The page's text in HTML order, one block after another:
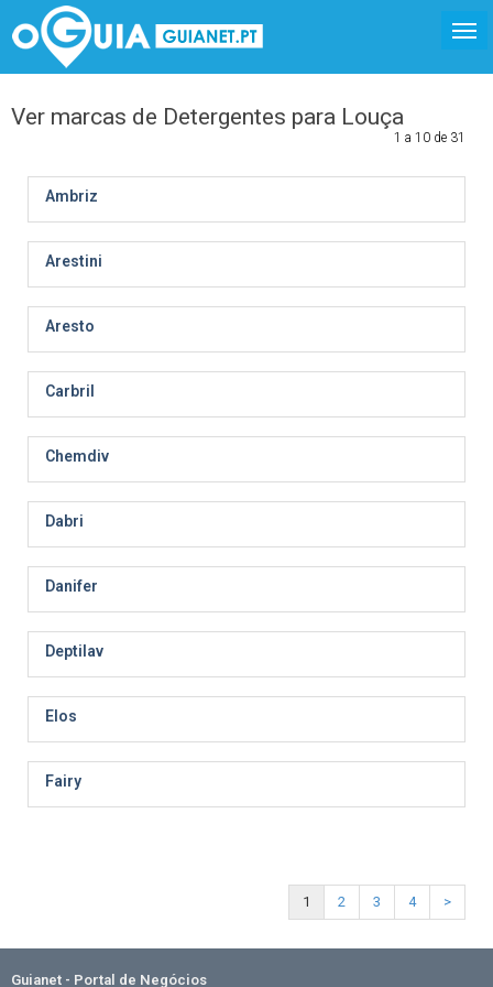
Ver marcas de Detergentes para Louça
1 a 10 de 31
Ambriz
Arestini
Aresto
Carbril
Chemdiv
Dabri
Danifer
Deptilav
Elos
Fairy
1 2 3 4 >
Guianet - Portal de Negócios